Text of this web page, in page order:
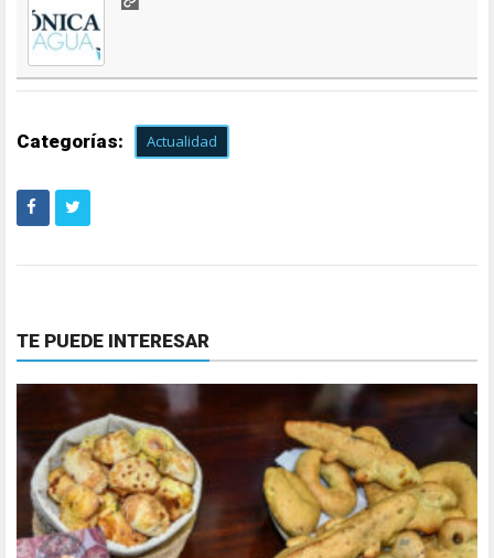
Categorías: Actualidad
TE PUEDE INTERESAR